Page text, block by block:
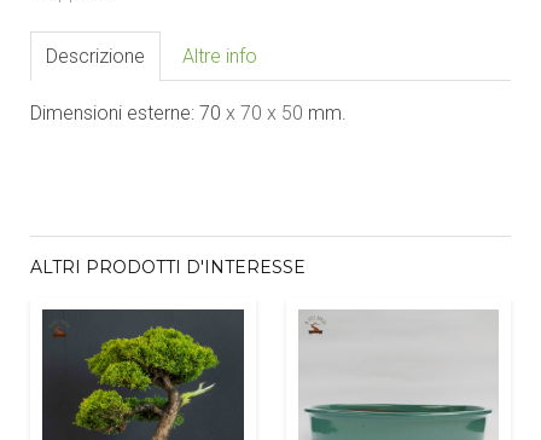
Descrizione Altre info
Dimensioni esterne: 70 x 70 x 50 mm.
ALTRI PRODOTTI D'INTERESSE